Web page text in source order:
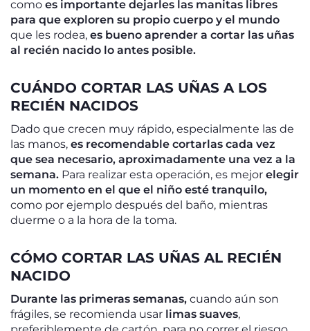
como es importante dejarles las manitas libres
para que exploren su propio cuerpo y el mundo
que les rodea, es bueno aprender a cortar las uñas
al recién nacido lo antes posible.
CUÁNDO CORTAR LAS UÑAS A LOS
RECIÉN NACIDOS
Dado que crecen muy rápido, especialmente las de
las manos, es recomendable cortarlas cada vez
que sea necesario, aproximadamente una vez a la
semana. Para realizar esta operación, es mejor elegir
un momento en el que el niño esté tranquilo,
como por ejemplo después del baño, mientras
duerme o a la hora de la toma.
CÓMO CORTAR LAS UÑAS AL RECIÉN
NACIDO
Durante las primeras semanas, cuando aún son
frágiles, se recomienda usar limas suaves,